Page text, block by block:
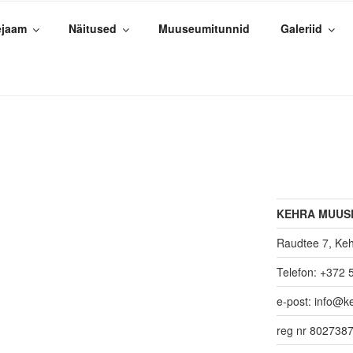
Näitused Muuseumitunnid Galeriid
KEHRA
Raudtee 7,
Telefon: +372
e-post:
reg nr